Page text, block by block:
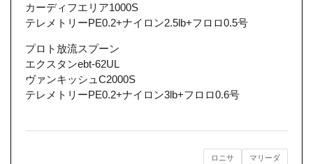
カーディフエリア1000S
テレメトリーPE0.2+ナイロン2.5lb+フロロ0.5号
プロト放流スプーン
エクスタンebt-62UL
ヴァンキッシュC2000S
テレメトリーPE0.2+ナイロン3lb+フロロ0.6号
ロニサ マリーダ